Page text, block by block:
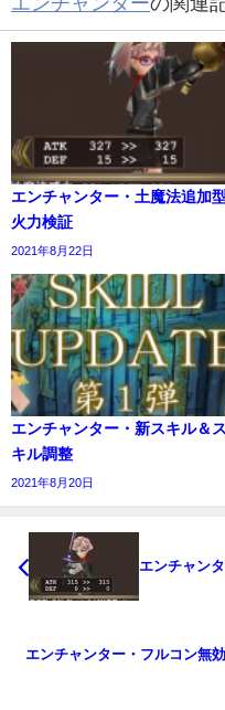
エンチャンター・土魔法追加型
火力検証
2021年8月22日
エンチャンター・新スキル＆ス
キル調整
2021年8月20日
エンチャン
エンチャンター・フルコン無